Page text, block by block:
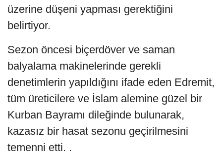
üzerine düşeni yapması gerektiğini
belirtiyor.
Sezon öncesi biçerdöver ve saman
balyalama makinelerinde gerekli
denetimlerin yapıldığını ifade eden Edremit,
tüm üreticilere ve İslam alemine güzel bir
Kurban Bayramı dileğinde bulunarak,
kazasız bir hasat sezonu geçirilmesini
temenni etti. .